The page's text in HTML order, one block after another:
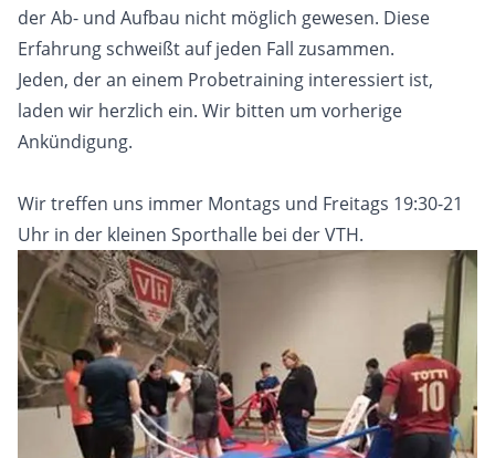
der Ab- und Aufbau nicht möglich gewesen. Diese
Erfahrung schweißt auf jeden Fall zusammen.
Jeden, der an einem Probetraining interessiert ist,
laden wir herzlich ein. Wir bitten um vorherige
Ankündigung.
Wir treffen uns immer Montags und Freitags 19:30-21
Uhr in der kleinen Sporthalle bei der VTH.